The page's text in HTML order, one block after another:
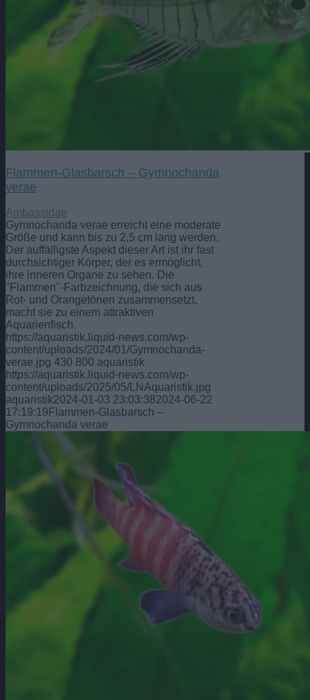
Flammen-Glasbarsch – Gymnochanda
verae
Ambassidae
Gymnochanda verae erreicht eine moderate
Größe und kann bis zu 2,5 cm lang werden.
Der auffälligste Aspekt dieser Art ist ihr fast
durchsichtiger Körper, der es ermöglicht,
ihre inneren Organe zu sehen. Die
"Flammen"-Farbzeichnung, die sich aus
Rot- und Orangetönen zusammensetzt,
macht sie zu einem attraktiven
Aquarienfisch.
https://aquaristik.liquid-news.com/wp-
content/uploads/2024/01/Gymnochanda-
verae.jpg 430 800 aquaristik
https://aquaristik.liquid-news.com/wp-
content/uploads/2025/05/LNAquaristik.jpg
aquaristik2024-01-03 23:03:382024-06-22
17:19:19 Flammen-Glasbarsch –
Gymnochanda verae